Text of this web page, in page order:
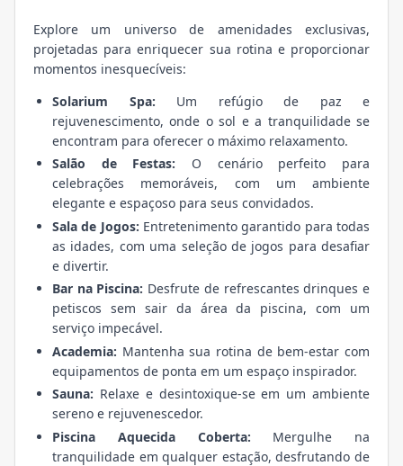
Explore um universo de amenidades exclusivas,
projetadas para enriquecer sua rotina e proporcionar
momentos inesquecíveis:
Solarium Spa: Um refúgio de paz e
rejuvenescimento, onde o sol e a tranquilidade se
encontram para oferecer o máximo relaxamento.
Salão de Festas: O cenário perfeito para
celebrações memoráveis, com um ambiente
elegante e espaçoso para seus convidados.
Sala de Jogos: Entretenimento garantido para todas
as idades, com uma seleção de jogos para desafiar
e divertir.
Bar na Piscina: Desfrute de refrescantes drinques e
petiscos sem sair da área da piscina, com um
serviço impecável.
Academia: Mantenha sua rotina de bem-estar com
equipamentos de ponta em um espaço inspirador.
Sauna: Relaxe e desintoxique-se em um ambiente
sereno e rejuvenescedor.
Piscina Aquecida Coberta: Mergulhe na
tranquilidade em qualquer estação, desfrutando de